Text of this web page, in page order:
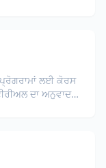
ਲਈ ਕੋਰਸ
ਦਾ ਅਨੁਵਾਦ